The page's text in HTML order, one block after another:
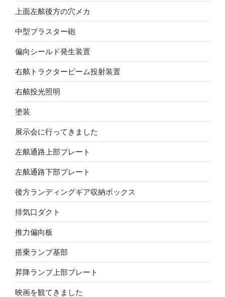
上面左舷後方の穴メカ
中型ブラスター砲
偏向シールド発生装置
右舷トラクタービーム投射装置
右舷投光照明
塗装
展示会に行ってきました
左舷通路上部プレート
左舷通路下部プレート
後方ランディングギア収納ボックス
排気口ダクト
推力偏向板
搭乗ランプ基部
昇降ランプ上部プレート
映画を観てきました